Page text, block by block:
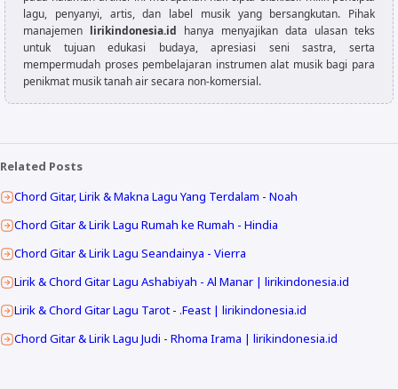
lagu, penyanyi, artis, dan label musik yang bersangkutan. Pihak
manajemen lirikindonesia.id hanya menyajikan data ulasan teks
untuk tujuan edukasi budaya, apresiasi seni sastra, serta
mempermudah proses pembelajaran instrumen alat musik bagi para
penikmat musik tanah air secara non-komersial.
Related Posts
Chord Gitar, Lirik & Makna Lagu Yang Terdalam - Noah
Chord Gitar & Lirik Lagu Rumah ke Rumah - Hindia
Chord Gitar & Lirik Lagu Seandainya - Vierra
Lirik & Chord Gitar Lagu Ashabiyah - Al Manar | lirikindonesia.id
Lirik & Chord Gitar Lagu Tarot - .Feast | lirikindonesia.id
Chord Gitar & Lirik Lagu Judi - Rhoma Irama | lirikindonesia.id